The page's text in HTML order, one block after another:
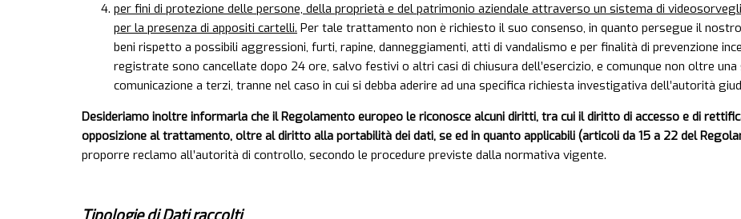
per fini di protezione delle persone, della proprietà e del patrimonio aziendale attraverso un sistema di
per la presenza di appositi cartelli. Per tale trattamento non è richiesto il suo consenso, in quanto persegue il
beni rispetto a possibili aggressioni, furti, rapine, danneggiamenti, atti di vandalismo e per finalità di prevenzione
registrate sono cancellate dopo 24 ore, salvo festivi o altri casi di chiusura dell’esercizio, e comunque non oltre
comunicazione a terzi, tranne nel caso in cui si debba aderire ad una specifica richiesta investigativa dell’autorità
Desideriamo inoltre informarla che il Regolamento europeo le riconosce alcuni diritti, tra cui il diritto di accesso e di
opposizione al trattamento, oltre al diritto alla portabilità dei dati, se ed in quanto applicabili (articoli da 15 a 22 del
proporre reclamo all’autorità di controllo, secondo le procedure previste dalla normativa vigente.